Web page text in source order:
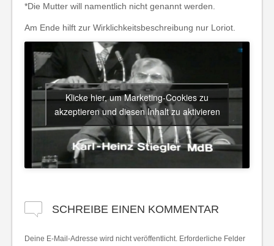
*Die Mutter will namentlich nicht genannt werden.
Am Ende hilft zur Wirklichkeitsbeschreibung nur Loriot.
Klicke hier, um Marketing-Cookies zu
akzeptieren und diesen Inhalt zu aktivieren
SCHREIBE EINEN KOMMENTAR
Deine E-Mail-Adresse wird nicht veröffentlicht. Erforderliche Felder